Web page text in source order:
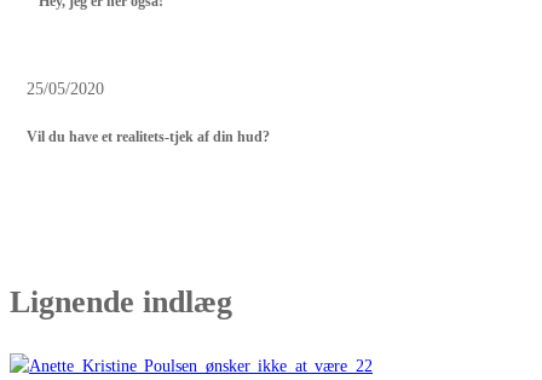
25/05/2020
Vil du have et realitets-tjek af din hud?
Lignende indlæg